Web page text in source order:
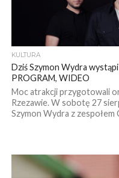
KULTURA
Dziś Szymon Wydra
PROGRAM, WIDEO
Moc atrakcji przygotowali
Rzezawie. W sobotę 27
Szymon Wydra z zespołem